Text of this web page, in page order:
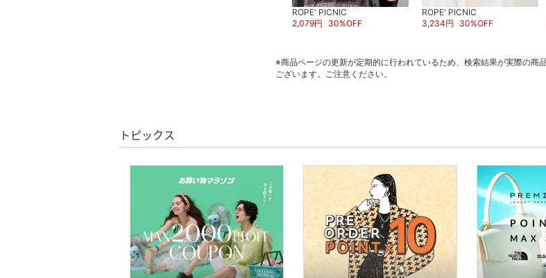
ROPE' PICNIC
2,079円 30%OFF
ROPE' PICNIC
3,234円 30%OFF
※商品ページの更新が定期的に行われているため、検索結果が実際の
ございます。ご注意ください。
トピックス